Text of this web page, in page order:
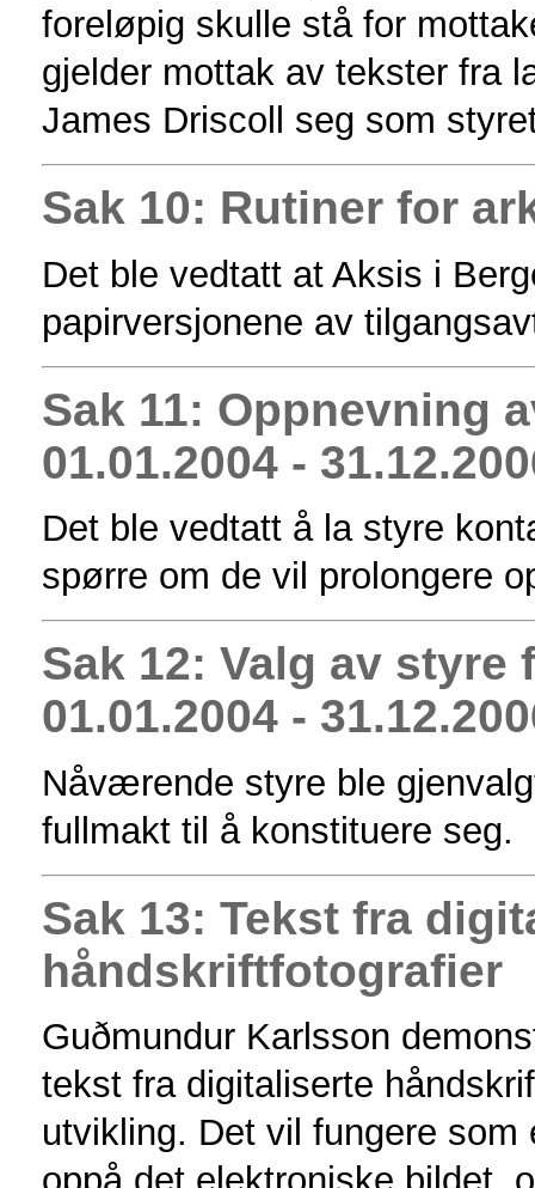
foreløpig skulle stå for
gjelder mottak av tekster fra
James Driscoll seg som
Sak 10: Rutiner for
Det ble vedtatt at Aksis i
papirversjonene av
Sak 11: Oppnevning
01.01.2004 -
Det ble vedtatt å la styre
spørre om de vil prolongere
Sak 12: Valg av styre
01.01.2004 -
Nåværende styre ble
fullmakt til å konstituere seg.
Sak 13: Tekst fra
håndskriftfotografier
Guðmundur Karlsson
tekst fra digitaliserte
utvikling. Det vil fungere